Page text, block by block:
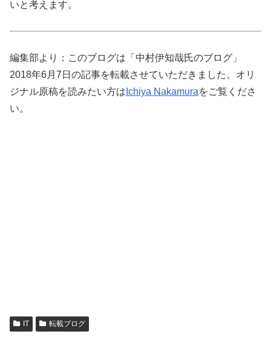
いと考えます。
編集部より：このブログは「中村伊知哉氏のブログ」
2018年6月7日の記事を転載させていただきました。オリ
ジナル原稿を読みたい方は Ichiya Nakamuraをご覧くださ
い。
IT 転載ブログ